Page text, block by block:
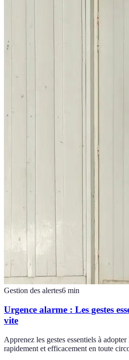
Gestion des alertes6 min
Urgence alarme : Les gestes
vite
Apprenez les gestes essentiels à
rapidement et efficacement en toute